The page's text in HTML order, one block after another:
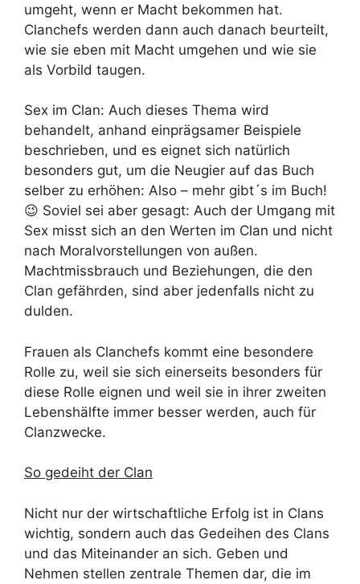
umgeht, wenn er Macht bekommen hat.
Clanchefs werden dann auch danach beurteilt,
wie sie eben mit Macht umgehen und wie sie
als Vorbild taugen.
Sex im Clan: Auch dieses Thema wird
behandelt, anhand einprägsamer Beispiele
beschrieben, und es eignet sich natürlich
besonders gut, um die Neugier auf das Buch
selber zu erhöhen: Also – mehr gibt´s im Buch!
😉 Soviel sei aber gesagt: Auch der Umgang mit
Sex misst sich an den Werten im Clan und nicht
nach Moralvorstellungen von außen.
Machtmissbrauch und Beziehungen, die den
Clan gefährden, sind aber jedenfalls nicht zu
dulden.
Frauen als Clanchefs kommt eine besondere
Rolle zu, weil sie sich einerseits besonders für
diese Rolle eignen und weil sie in ihrer zweiten
Lebenshälfte immer besser werden, auch für
Clanzwecke.
So gedeiht der Clan
Nicht nur der wirtschaftliche Erfolg ist in Clans
wichtig, sondern auch das Gedeihen des Clans
und das Miteinander an sich. Geben und
Nehmen stellen zentrale Themen dar, die im